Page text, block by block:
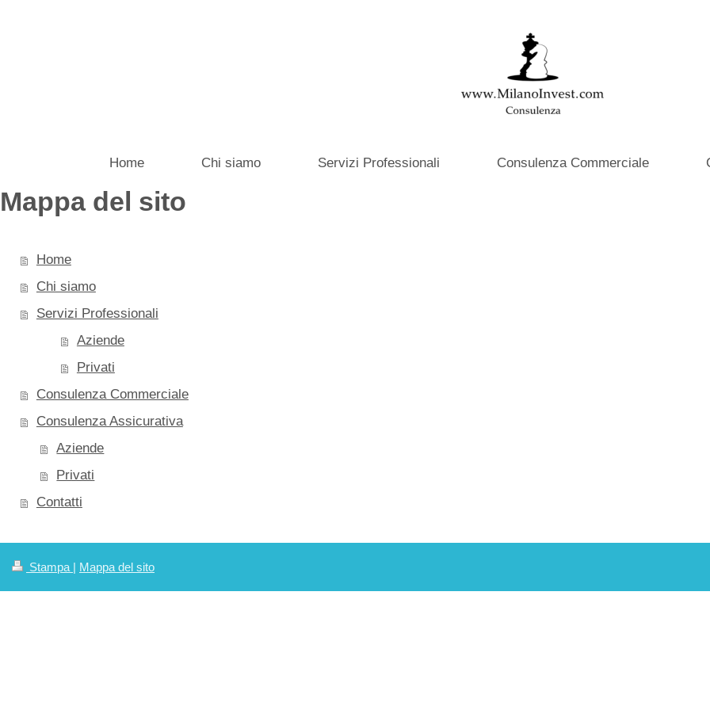
Home Chi siamo Servizi Professionali Consulenza Commerciale
Mappa del sito
Home
Chi siamo
Servizi Professionali
Aziende
Privati
Consulenza Commerciale
Consulenza Assicurativa
Aziende
Privati
Contatti
Stampa | Mappa del sito